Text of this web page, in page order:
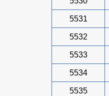
5531
5532
5533
5534
5535